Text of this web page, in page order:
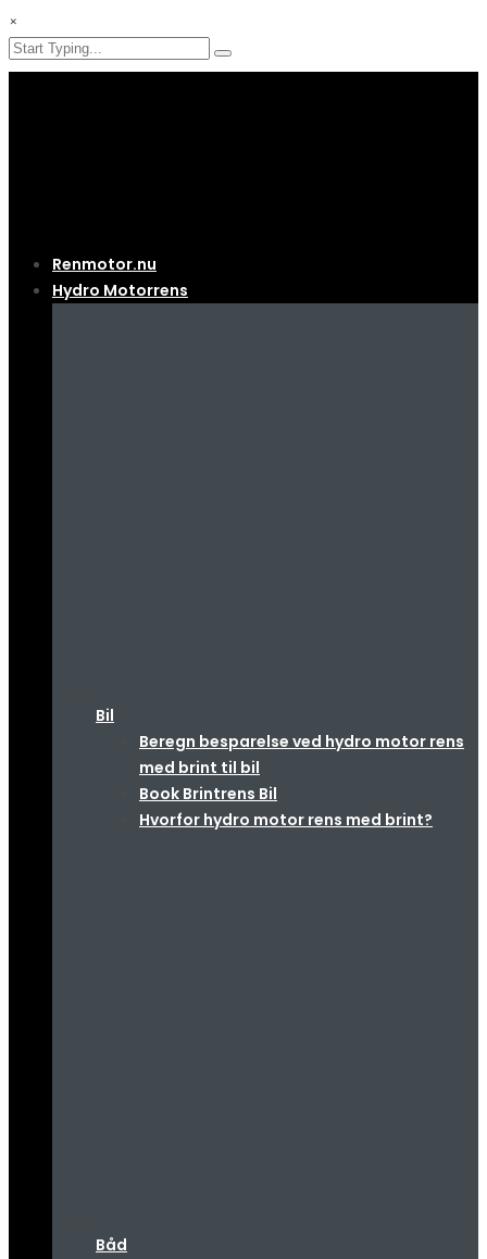
×
Renmotor.nu
Hydro Motorrens
Bil
Beregn besparelse ved hydro motor rens
med brint til bil
Book Brintrens Bil
Hvorfor hydro motor rens med brint?
Båd